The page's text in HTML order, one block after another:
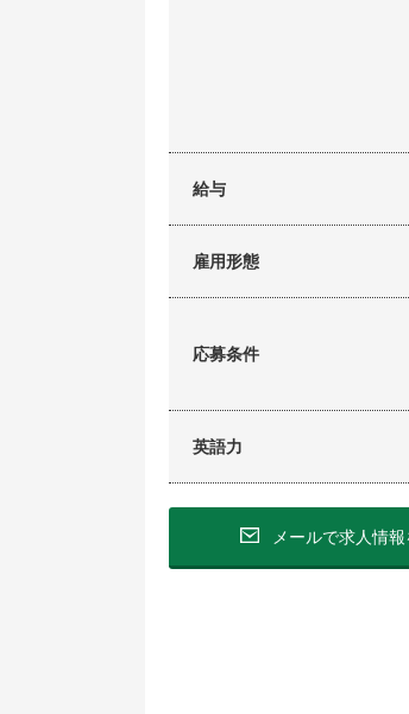
給与
雇用形態
応募条件
英語力
メールで求人情